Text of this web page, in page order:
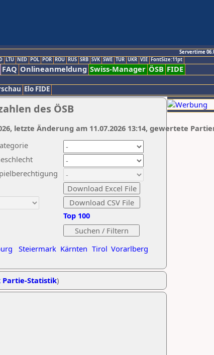
Servertime
LTU NED POL POR ROU RUS SRB SVK SWE TUR UKR VIE FontSize:11pt
FAQ Onlineanmeldung Swiss-Manager ÖSB FIDE
Elo FIDE
des ÖSB
Steiermark Kärnten Tirol Vorarlberg
Top 100
letzte Änderung am 11.07.2026 13:14, gewertete
Partie-Statistik)